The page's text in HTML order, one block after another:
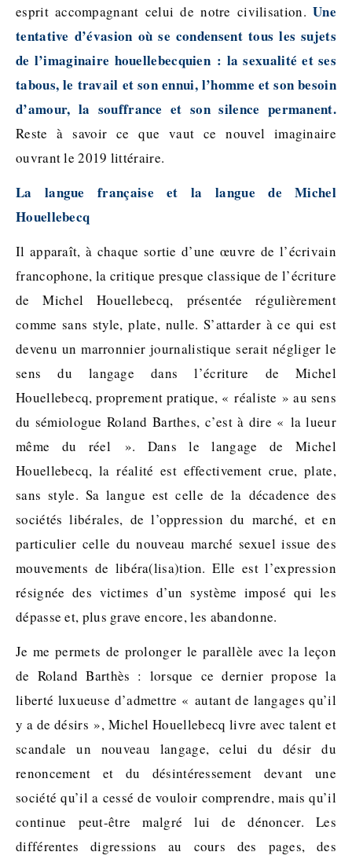
esprit accompagnant celui de notre civilisation.Une
tentative d’évasion où se condensent tous les sujets
de l’imaginaire houellebecquien : la sexualité et ses
tabous, le travail et son ennui, l’homme et son besoin
d’amour, la souffrance et son silence permanent.
Reste à savoir ce que vaut ce nouvel imaginaire
ouvrant le 2019 littéraire.
La langue française et la langue de Michel
Houellebecq
Il apparaît, à chaque sortie d’une œuvre de l’écrivain
francophone, la critique presque classique de l’écriture
de Michel Houellebecq, présentée régulièrement
comme sans style, plate, nulle. S’attarder à ce qui est
devenu un marronnier journalistique serait négliger le
sens du langage dans l’écriture de Michel
Houellebecq, proprement pratique, « réaliste » au sens
du sémiologue Roland Barthes, c’est à dire « la lueur
même du réel ». Dans le langage de Michel
Houellebecq, la réalité est effectivement crue, plate,
sans style. Sa langue est celle de la décadence des
sociétés libérales, de l’oppression du marché, et en
particulier celle du nouveau marché sexuel issue des
mouvements de libéra(lisa)tion. Elle est l’expression
résignée des victimes d’un système imposé qui les
dépasse et, plus grave encore, les abandonne.
Je me permets de prolonger le parallèle avec la leçon
de Roland Barthès : lorsque ce dernier propose la
liberté luxueuse d’admettre « autant de langages qu’il
y a de désirs », Michel Houellebecq livre avec talent et
scandale un nouveau langage, celui du désir du
renoncement et du désintéressement devant une
société qu’il a cessé de vouloir comprendre, mais qu’il
continue peut-être malgré lui de dénoncer. Les
différentes digressions au cours des pages, des